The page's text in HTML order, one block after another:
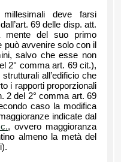
deve farsi
69 delle disp. att.
del suo primo
può avvenire solo con il
salvo che esse non
2° comma art. 69 cit.),
all’edificio che
i rapporti proporzionali
2 del 2° comma art. 69
caso la modifica
indicate dal
, ovvero maggioranza
almeno la metà del